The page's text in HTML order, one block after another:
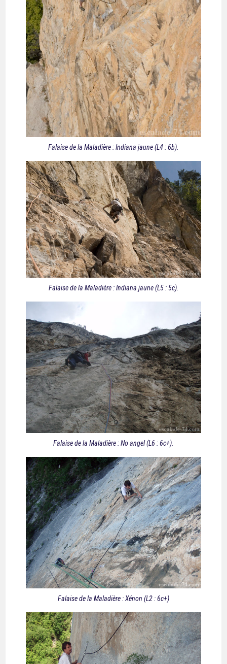
Falaise de la Maladière : Indiana jaune (L4 : 6b).
Falaise de la Maladière : Indiana jaune (L5 : 5c).
Falaise de la Maladière : No angel (L6 : 6c+).
Falaise de la Maladière : Xénon (L2 : 6c+)